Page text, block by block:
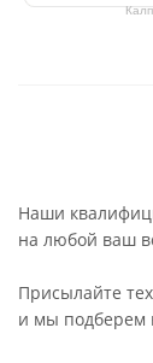
Наши
на любой ваш
Присылайте
и мы подберем